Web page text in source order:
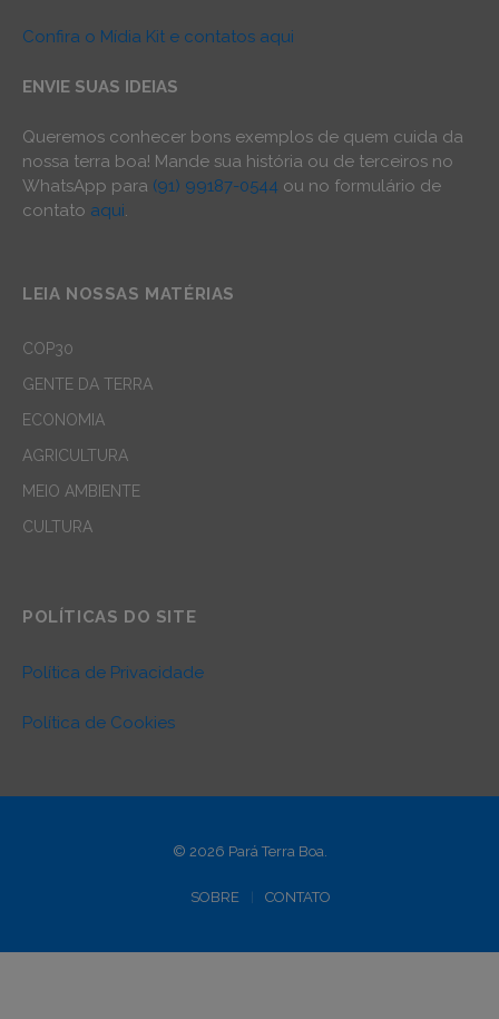
Confira o Mídia Kit e contatos aqui
ENVIE SUAS IDEIAS
Queremos conhecer bons exemplos de quem cuida da
nossa terra boa! Mande sua história ou de terceiros no
WhatsApp para (91) 99187-0544 ou no formulário de
contato aqui.
LEIA NOSSAS MATÉRIAS
COP30
GENTE DA TERRA
ECONOMIA
AGRICULTURA
MEIO AMBIENTE
CULTURA
POLÍTICAS DO SITE
Política de Privacidade
Política de Cookies
© 2026 Pará Terra Boa.
SOBRE CONTATO